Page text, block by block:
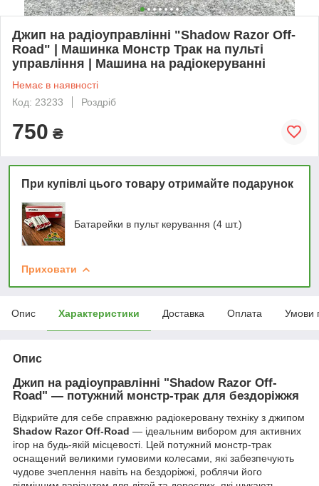
Джип на радіоуправлінні "Shadow Razor Off-
Road" | Машинка Монстр Трак на пульті
управління | Машина на радіокеруванні
Немає в наявності
Код: 23233
Роздріб
750 ₴
При купівлі цього товару отримайте подарунок
Батарейки в пульт керування (4 шт.)
Приховати
Опис Характеристики Доставка Оплата Умови
Опис
Джип на радіоуправлінні "Shadow Razor Off-
Road" — потужний монстр-трак для бездоріжжя
Відкрийте для себе справжню радіокеровану техніку з джипом
Shadow Razor Off-Road — ідеальним вибором для активних
ігор на будь-якій місцевості. Цей потужний монстр-трак
оснащений великими гумовими колесами, які забезпечують
чудове зчеплення навіть на бездоріжжі, роблячи його